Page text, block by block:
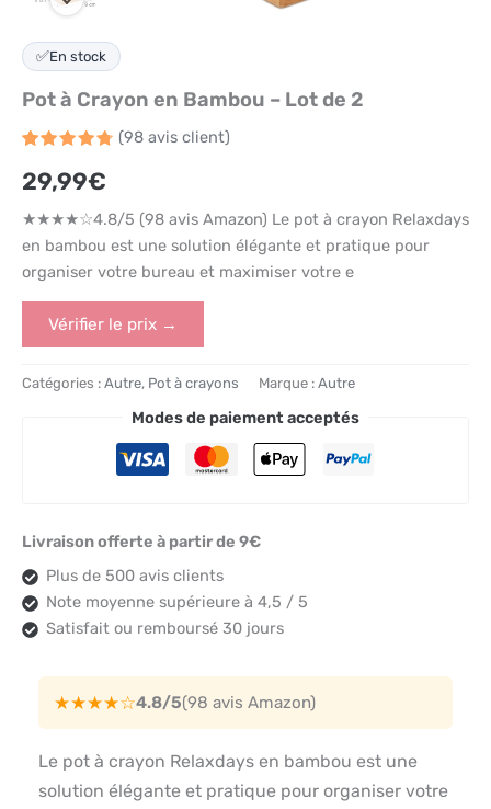
✅En stock
Pot à Crayon en Bambou – Lot de 2
sur 5
basé
notations
client
(98avis client)
29,99€
★★★★☆4.8/5 (98 avis Amazon) Le pot à crayon Relaxdays
en bambou est une solution élégante et pratique pour
organiser votre bureau et maximiser votre e
Vérifier le prix →
Catégories : Autre, Pot à crayons Marque : Autre
Modes de paiement acceptés
Livraison offerte à partir de 9€
Plus de 500 avis clients
Note moyenne supérieure à 4,5 / 5
Satisfait ou remboursé 30 jours
★★★★☆4.8/5(98 avis Amazon)
Le pot à crayon Relaxdays en bambou est une
solution élégante et pratique pour organiser votre